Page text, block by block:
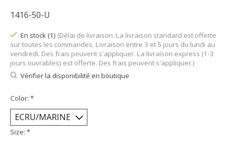
1416-50-U
En stock (1) (Délai de livraison :La livraison standard est offerte
sur toutes les commandes. Livraison entre 3 et 5 jours du lundi au
vendredi. Des frais peuvent s'appliquer. La livraison express (1-3
jours ouvrables) est offerte. Des frais peuvent s'appliquer.)
Vérifier la disponibilité en boutique
Color: *
Size: *